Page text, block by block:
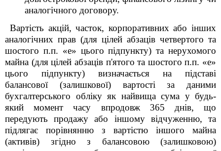
аналогічного договору.
Вартість акцій, часток, корпоративних або інших
аналогічних прав (для цілей абзаців четвертого та
шостого п.п. «е» цього підпункту) та нерухомого
майна (для цілей абзаців п'ятого та шостого п.п. «е»
цього підпункту) визначається на підставі
балансової (залишкової) вартості за даними
бухгалтерського обліку як найвища сума у будь-
який момент часу впродовж 365 днів, що
передують продажу або іншому відчуженню, та
підлягає порівнянню з вартістю іншого майна
(активів) згідно з балансовою (залишковою)